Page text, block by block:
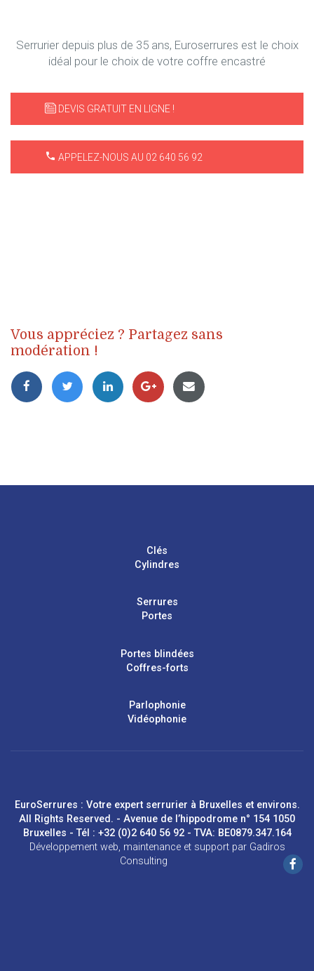
Serrurier depuis plus de 35 ans, Euroserrures est le choix
idéal pour le choix de votre coffre encastré
DEVIS GRATUIT EN LIGNE !
APPELEZ-NOUS AU 02 640 56 92
Vous appréciez ? Partagez sans
modération !
Clés
Cylindres
Serrures
Portes
Portes blindées
Coffres-forts
Parlophonie
Vidéophonie
EuroSerrures : Votre expert serrurier à Bruxelles et environs.
All Rights Reserved. - Avenue de l’hippodrome n° 154 1050
Bruxelles - Tél : +32 (0)2 640 56 92 - TVA: BE0879.347.164
Développement web, maintenance et supportpar Gadiros
Consulting